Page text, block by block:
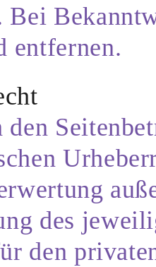
Bei
entfernen.
den
des
den